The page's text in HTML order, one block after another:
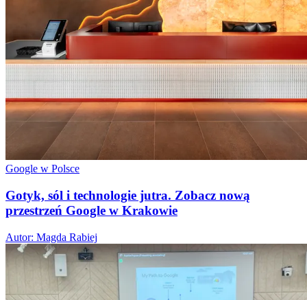
Google w Polsce
Gotyk, sól i technologie jutra. Zobacz nową
przestrzeń Google w Krakowie
Autor: Magda Rabiej